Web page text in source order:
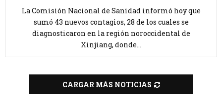
La Comisión Nacional de Sanidad informó hoy que
sumó 43 nuevos contagios, 28 de los cuales se
diagnosticaron en la región noroccidental de
Xinjiang, donde...
CARGAR MÁS NOTICIAS